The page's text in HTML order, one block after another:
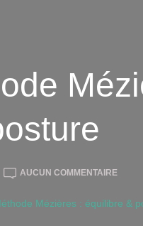
AUCUN COMMENTAIRE
Mézières : équilibre &